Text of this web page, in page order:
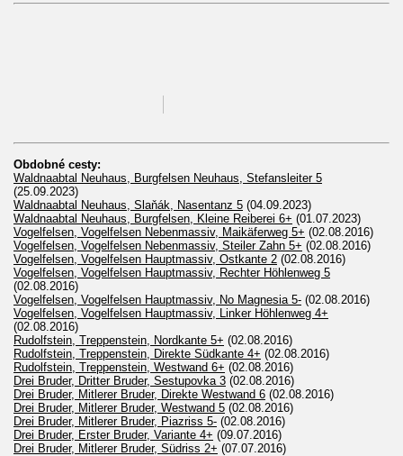
Obdobné cesty:
Waldnaabtal Neuhaus, Burgfelsen Neuhaus, Stefansleiter 5
(25.09.2023)
Waldnaabtal Neuhaus, Slaňák, Nasentanz 5 (04.09.2023)
Waldnaabtal Neuhaus, Burgfelsen, Kleine Reiberei 6+ (01.07.2023)
Vogelfelsen, Vogelfelsen Nebenmassiv, Maikäferweg 5+ (02.08.2016)
Vogelfelsen, Vogelfelsen Nebenmassiv, Steiler Zahn 5+ (02.08.2016)
Vogelfelsen, Vogelfelsen Hauptmassiv, Ostkante 2 (02.08.2016)
Vogelfelsen, Vogelfelsen Hauptmassiv, Rechter Höhlenweg 5
(02.08.2016)
Vogelfelsen, Vogelfelsen Hauptmassiv, No Magnesia 5- (02.08.2016)
Vogelfelsen, Vogelfelsen Hauptmassiv, Linker Höhlenweg 4+
(02.08.2016)
Rudolfstein, Treppenstein, Nordkante 5+ (02.08.2016)
Rudolfstein, Treppenstein, Direkte Südkante 4+ (02.08.2016)
Rudolfstein, Treppenstein, Westwand 6+ (02.08.2016)
Drei Bruder, Dritter Bruder, Sestupovka 3 (02.08.2016)
Drei Bruder, Mitlerer Bruder, Direkte Westwand 6 (02.08.2016)
Drei Bruder, Mitlerer Bruder, Westwand 5 (02.08.2016)
Drei Bruder, Mitlerer Bruder, Piazriss 5- (02.08.2016)
Drei Bruder, Erster Bruder, Variante 4+ (09.07.2016)
Drei Bruder, Mitlerer Bruder, Südriss 2+ (07.07.2016)